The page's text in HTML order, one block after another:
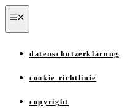
Zum
Inhalt
springen
datenschutzerklärung
cookie-richtlinie
copyright